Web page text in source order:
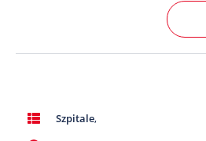
Szpitale,